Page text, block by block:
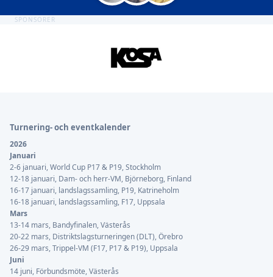
SPONSORER
Turnering- och eventkalender
2026
Januari
2-6 januari, World Cup P17 & P19, Stockholm
12-18 januari, Dam- och herr-VM, Björneborg, Finland
16-17 januari, landslagssamling, P19, Katrineholm
16-18 januari, landslagssamling, F17, Uppsala
Mars
13-14 mars, Bandyfinalen, Västerås
20-22 mars, Distriktslagsturneringen (DLT), Örebro
26-29 mars, Trippel-VM (F17, P17 & P19), Uppsala
Juni
14 juni, Förbundsmöte, Västerås